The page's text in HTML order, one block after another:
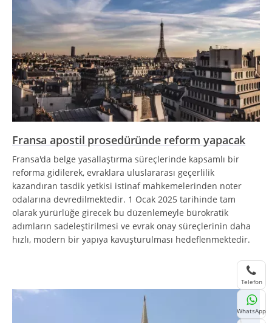
Fransa apostil prosedüründe reform yapacak
Fransa'da belge yasallaştırma süreçlerinde kapsamlı bir
reforma gidilerek, evraklara uluslararası geçerlilik
kazandıran tasdik yetkisi istinaf mahkemelerinden noter
odalarına devredilmektedir. 1 Ocak 2025 tarihinde tam
olarak yürürlüğe girecek bu düzenlemeyle bürokratik
adımların sadeleştirilmesi ve evrak onay süreçlerinin daha
hızlı, modern bir yapıya kavuşturulması hedeflenmektedir.
Telefon
WhatsApp